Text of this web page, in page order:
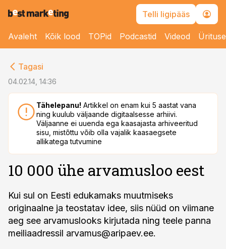
Telli ligipääs
Avaleht Kõik lood TOPid Podcastid Videod
Tagasi
04.02.14, 14:36
Tähelepanu! Artikkel on enam kui 5 aastat vana
ning kuulub väljaande digitaalsesse arhiivi.
Väljaanne ei uuenda ega kaasajasta arhiveeritud
sisu, mistõttu võib olla vajalik kaasaegsete
allikatega tutvumine
10 000 ühe arvamusloo eest
Kui sul on Eesti edukamaks muutmiseks
originaalne ja teostatav idee, siis nüüd on viimane
aeg see arvamuslooks kirjutada ning teele panna
meiliaadressil arvamus@aripaev.ee.